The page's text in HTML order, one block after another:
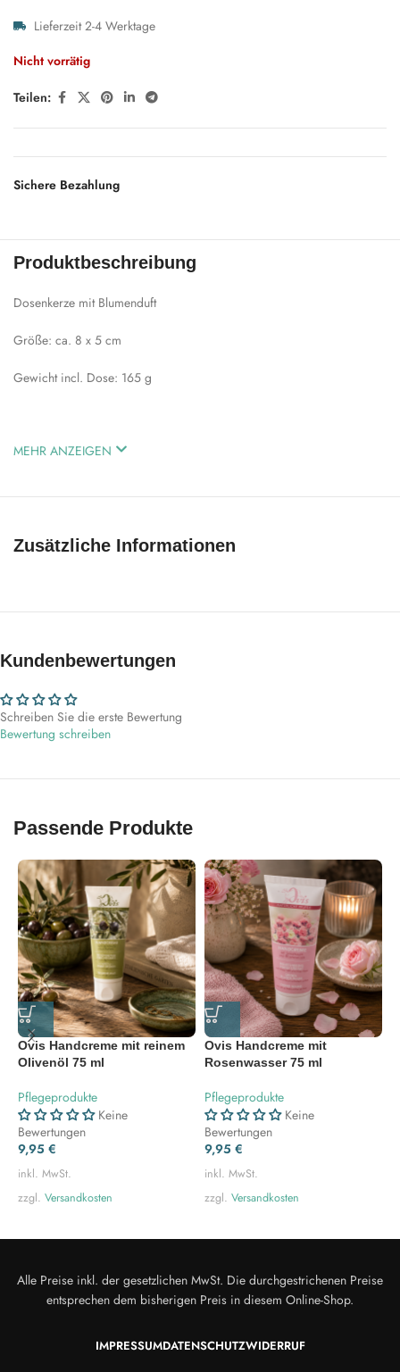
Lieferzeit 2-4 Werktage
Nicht vorrätig
Teilen:
Sichere Bezahlung
Produktbeschreibung
Dosenkerze mit Blumenduft
Größe: ca. 8 x 5 cm
Gewicht incl. Dose: 165 g
MEHR ANZEIGEN
Zusätzliche Informationen
Kundenbewertungen
Schreiben Sie die erste Bewertung
Bewertung schreiben
Passende Produkte
Ovis Handcreme mit reinem
Olivenöl 75 ml
Pflegeprodukte
Keine
Bewertungen
9,95 €
inkl. MwSt.
zzgl. Versandkosten
Ovis Handcreme mit
Rosenwasser 75 ml
Pflegeprodukte
Keine
Bewertungen
9,95 €
inkl. MwSt.
zzgl. Versandkosten
Alle Preise inkl. der gesetzlichen MwSt. Die durchgestrichenen Preise
entsprechen dem bisherigen Preis in diesem Online-Shop.
IMPRESSUMDATENSCHUTZWIDERRUF